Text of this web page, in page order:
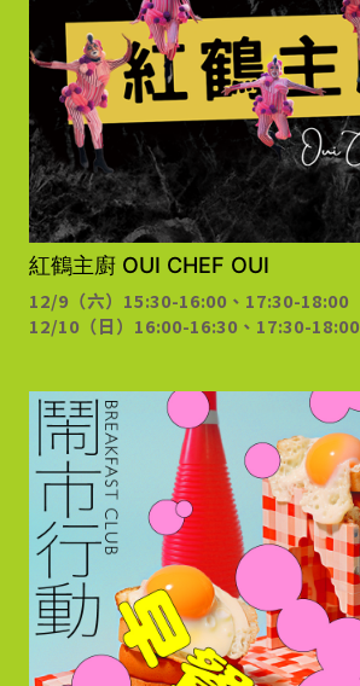
紅鶴主廚 OUI CHEF OUI
12/9（六）15:30-16:00、17:30-18:00
12/10（日）16:00-16:30、17:30-18:00